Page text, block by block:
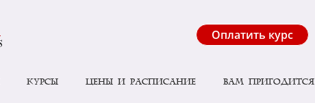
Оплатить курс
Курсы Цены и расписание Вам пригодится